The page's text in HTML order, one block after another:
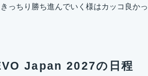
っちり勝ち進んでいく様はカッコ良かっ
Japan 2027の日程